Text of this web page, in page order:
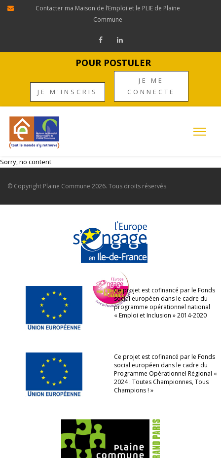
Contacter ma Maison de l’Emploi et le PLIE de Plaine
Commune
POUR POSTULER
JE M'INSCRIS
JE ME
CONNECTE
Sorry, no content
© Copyright Plaine Commune 2026. Tous droits réservés.
Ce projet est cofinancé par le Fonds
social européen dans le cadre du
programme opérationnel national
« Emploi et Inclusion » 2014-2020
Ce projet est cofinancé par le Fonds
social européen dans le cadre du
Programme Opérationnel Régional «
2024 : Toutes Championnes, Tous
Champions ! »